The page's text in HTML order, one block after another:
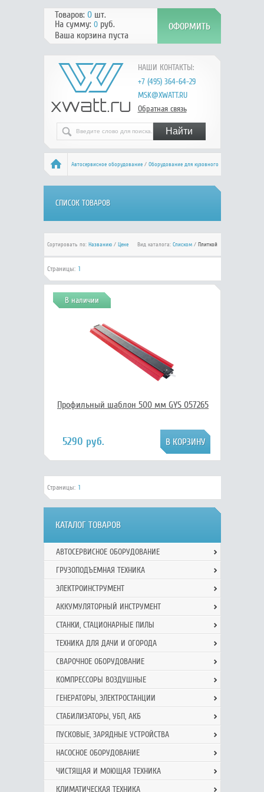
НАШИ КОНТАКТЫ:
+7 (495) 364-64-29
MSK@XWATT.RU
Обратная связь
Товаров: 0шт.
На сумму: 0руб.
Ваша корзина пуста
Автосервисное оборудование/ Оборудование для кузовного
ремонта/Измерительная система/ GYS
СПИСОК ТОВАРОВ
Сортировать по: Названию/ Цене Вид каталога: Списком/ Плиткой
Страницы: 1
В наличии
Профильный шаблон 500 мм GYS 057265
5290 руб.
Страницы: 1
КАТАЛОГ ТОВАРОВ
АВТОСЕРВИСНОЕ ОБОРУДОВАНИЕ
ГРУЗОПОДЪЕМНАЯ ТЕХНИКА
ЭЛЕКТРОИНСТРУМЕНТ
АККУМУЛЯТОРНЫЙ ИНСТРУМЕНТ
СТАНКИ, СТАЦИОНАРНЫЕ ПИЛЫ
ТЕХНИКА ДЛЯ ДАЧИ И ОГОРОДА
СВАРОЧНОЕ ОБОРУДОВАНИЕ
КОМПРЕССОРЫ ВОЗДУШНЫЕ
ГЕНЕРАТОРЫ, ЭЛЕКТРОСТАНЦИИ
СТАБИЛИЗАТОРЫ, УБП, АКБ
ПУСКОВЫЕ, ЗАРЯДНЫЕ УСТРОЙСТВА
НАСОСНОЕ ОБОРУДОВАНИЕ
ЧИСТЯЩАЯ И МОЮЩАЯ ТЕХНИКА
КЛИМАТИЧЕСКАЯ ТЕХНИКА